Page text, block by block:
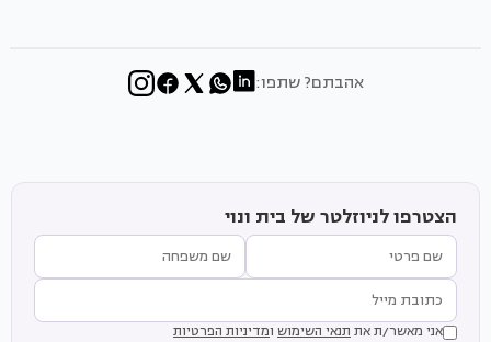
אהבתם? שתפו:
הצטרפו לניוזלטר של בית ונוי
אני מאשר/ת את תנאי השימוש ומדיניות הפרטיות